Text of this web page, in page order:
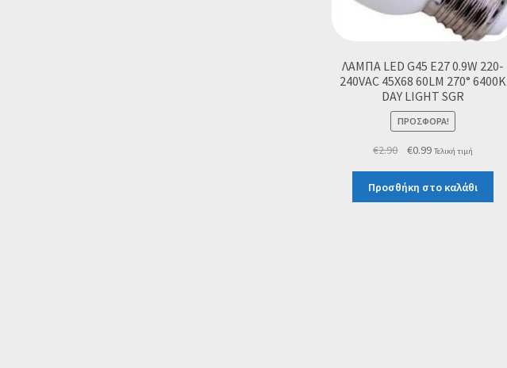
ΛΑΜΠΑ LED G45 E27 0.9W 220-
240VAC 45X68 60LM 270° 6400K
DAY LIGHT SGR
ΠΡΟΣΦΟΡΆ!
€2.90
Original
was:
€2.90.
€0.99Η
τιμή
είναι:
Τελική τιμή
Προσθήκη στο καλάθι